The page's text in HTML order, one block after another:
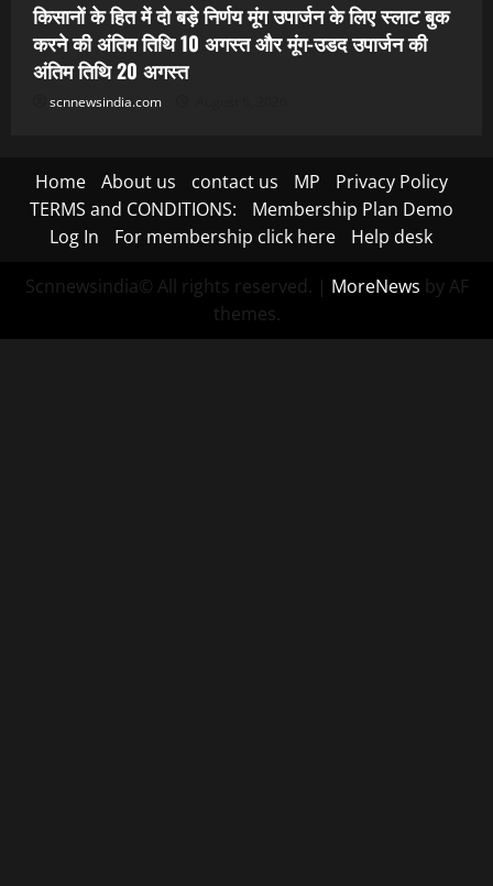
किसानों के हित में दो बड़े निर्णय मूंग उपार्जन के लिए स्लाट बुक
करने की अंतिम तिथि 10 अगस्त और मूंग-उडद उपार्जन की
अंतिम तिथि 20 अगस्त
scnnewsindia.com
Home About us contact us MP
Privacy Policy
TERMS and CONDITIONS:
Membership Plan Demo
Log In
For membership click here Help desk
Scnnewsindia© All rights reserved. | MoreNews by AF
themes.